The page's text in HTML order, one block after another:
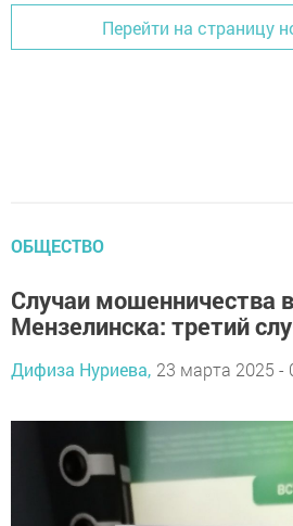
Перейти на страницу
ОБЩЕСТВО
Случаи мошенничества
Мензелинска: третий
Дифиза Нуриева, 23 марта 2025 -